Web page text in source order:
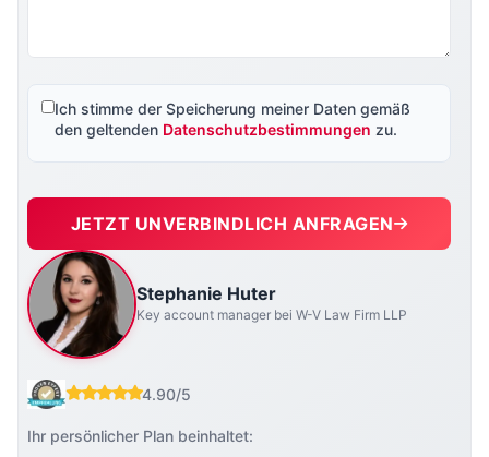
Ich stimme der Speicherung meiner Daten gemäß
den geltenden Datenschutzbestimmungen zu.
JETZT UNVERBINDLICH ANFRAGEN
Stephanie Huter
Key account manager bei W-V Law Firm LLP
4.90/5
Ihr persönlicher Plan beinhaltet: